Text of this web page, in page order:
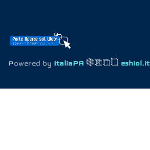
Powered by ItaliaPA eshiol.it